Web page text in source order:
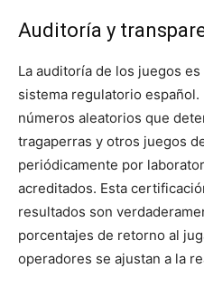
Auditoría y
La auditoría de los juegos
sistema regulatorio
números aleatorios que
tragaperras y otros juegos
periódicamente por
acreditados. Esta
resultados son
porcentajes de retorno al
operadores se ajustan a la